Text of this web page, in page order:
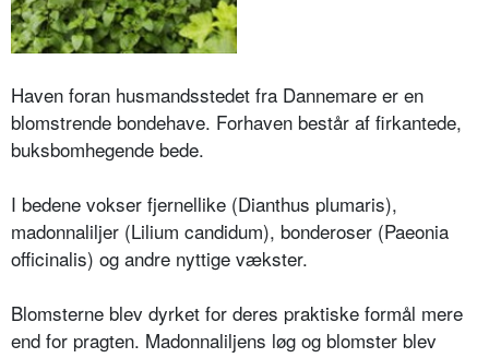
Haven foran husmandsstedet fra Dannemare er en
blomstrende bondehave. Forhaven består af firkantede,
buksbomhegende bede.
I bedene vokser fjernellike (Dianthus plumaris),
madonnaliljer (Lilium candidum), bonderoser (Paeonia
officinalis) og andre nyttige vækster.
Blomsterne blev dyrket for deres praktiske formål mere
end for pragten. Madonnaliljens løg og blomster blev